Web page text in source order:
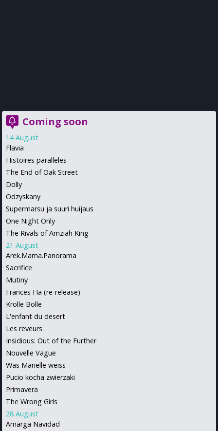
Coming soon
14 August
Flavia
Histoires paralleles
The End of Oak Street
Dolly
Odzyskany
Supermarsu ja suuri huijaus
One Night Only
The Rivals of Amziah King
21 August
Arek.Mama.Panorama
Sacrifice
Mutiny
Frances Ha (re-release)
Krolle Bolle
L'enfant du desert
Les reveurs
Insidious: Out of the Further
Nouvelle Vague
Was Marielle weiss
Pucio kocha zwierzaki
Primavera
The Wrong Girls
28 August
Amarga Navidad